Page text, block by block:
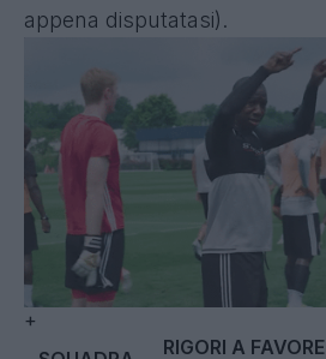
appena disputatasi).
+
RIGORI A FAVORE